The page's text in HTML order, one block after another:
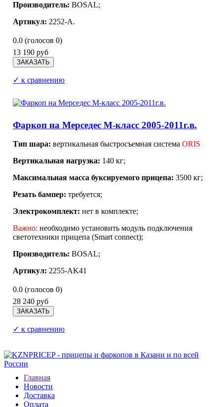
Производитель: BOSAL;
Артикул: 2252-A.
0.0 (голосов 0)
13 190 руб
✓ к сравнению
Фаркоп на Мерседес М-класс 2005-2011г.в.
Тип шара: вертикальная быстросъемная система ORIS
Вертикальная нагрузка: 140 кг;
Максимальная масса буксируемого прицепа: 3500 кг;
Резать бампер: требуется;
Электрокомплект: нет в комплекте;
Важно: необходимо установить модуль подключения
светотехники прицепа (Smart connect);
Производитель: BOSAL;
Артикул: 2255-AK41
0.0 (голосов 0)
28 240 руб
✓ к сравнению
Главная
Новости
Доставка
Оплата